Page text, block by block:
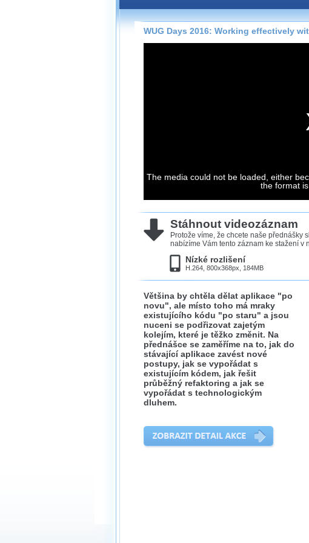
Záznamy na našem webu můžete
přímo na stránce s využitím našeho
Silverlightpřehrávače.
Stahování
neumožňuje, proto umožňujeme
Velmi staré záznamy máme historicky
ve formátu, který není vhodný pro
proto je ke stažení nenabízíme.
WUG Days 2016: Working effectively
The media could not be loaded, either
the format
Stáhnout videozáznam
Protože víme, že chcete naše přednášky
nabízíme Vám tento záznam ke stažení v
Nízké rozlišení
H.264, 800x368px, 184MB
Většina by chtěla dělat aplikace "po
novu", ale místo toho má mraky
existujícího kódu "po staru" a jsou
nuceni se podřizovat zajetým
kolejím, které je těžko změnit. Na
přednášce se zaměříme na to, jak do
stávající aplikace zavést nové
postupy, jak se vypořádat s
existujícím kódem, jak řešit
průběžný refaktoring a jak se
vypořádat s technologickým
dluhem.